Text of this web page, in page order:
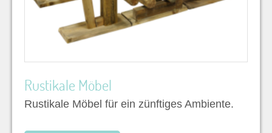
Rustikale Möbel
Rustikale Möbel für ein zünftiges Ambiente.